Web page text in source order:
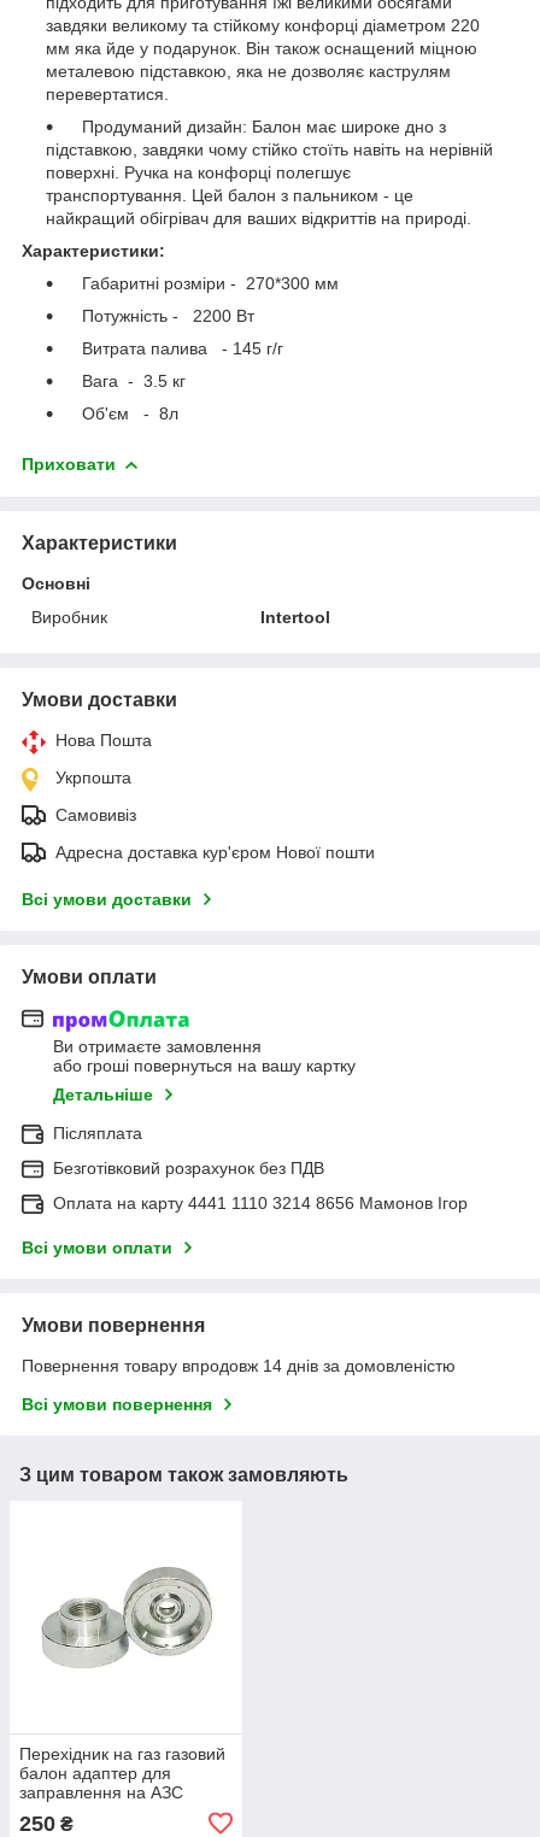
завдяки великому та стійкому конфорці діаметром 220
мм яка йде у подарунок. Він також оснащений міцною
металевою підставкою, яка не дозволяє каструлям
перевертатися.
Продуманий дизайн: Балон має широке дно з
підставкою, завдяки чому стійко стоїть навіть на нерівній
поверхні. Ручка на конфорці полегшує
транспортування. Цей балон з пальником - це
найкращий обігрівач для ваших відкриттів на природі.
Характеристики:
Габаритні розміри - 270*300 мм
Потужність - 2200 Вт
Витрата палива - 145 г/г
Вага - 3.5 кг
Об'єм - 8л
Приховати
Характеристики
Основні
Виробник
Intertool
Умови доставки
Нова Пошта
Укрпошта
Самовивіз
Адресна доставка кур'єром Нової пошти
Всі умови доставки
Умови оплати
Ви отримаєте замовлення
або гроші повернуться на вашу картку
Детальніше
Післяплата
Безготівковий розрахунок без ПДВ
Оплата на карту 4441 1110 3214 8656 Мамонов Ігор
Всі умови оплати
Умови повернення
Повернення товару впродовж 14 днів за домовленістю
Всі умови повернення
З цим товаром також замовляють
Перехідник на газ газовий
балон адаптер для
заправлення на АЗС
250 ₴